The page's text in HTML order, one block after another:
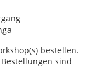
bestellen.
sind